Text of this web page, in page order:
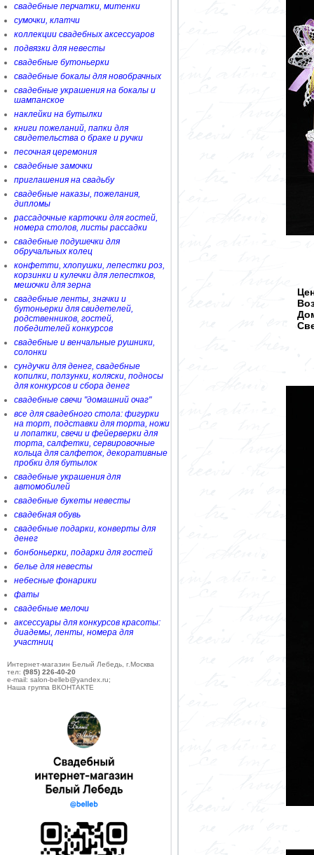
свадебные перчатки, митенки
сумочки, клатчи
коллекции свадебных аксессуаров
подвязки для невесты
свадебные бутоньерки
свадебные бокалы для новобрачных
свадебные украшения на бокалы и
шампанское
наклейки на бутылки
книги пожеланий, папки для
свидетельства о браке и ручки
песочная церемония
свадебные замочки
приглашения на свадьбу
свадебные наказы, пожелания,
дипломы
рассадочные карточки для гостей,
номера столов, листы рассадки
свадебные подушечки для
обручальных колец
конфетти, хлопушки, лепестки роз,
корзинки и кулечки для лепестков,
мешочки для зерна
свадебные ленты, значки и
бутоньерки для свидетелей,
родственников, гостей,
победителей конкурсов
свадебные и венчальные рушники,
солонки
сундучки для денег, свадебные
копилки, ползунки, коляски, подносы
для конкурсов и сбора денег
свадебные свечи "домашний очаг"
все для свадебного стола: фигурки
на торт, подставки для торта, ножи
и лопатки, свечи и фейерверки для
торта, салфетки, сервировочные
кольца для салфеток, декоративные
пробки для бутылок
свадебные украшения для
автомобилей
свадебные букеты невесты
свадебная обувь
свадебные подарки, конверты для
денег
бонбоньерки, подарки для гостей
белье для невесты
небесные фонарики
фаты
свадебные мелочи
аксессуары для конкурсов красоты:
диадемы, ленты, номера для
участниц
Интернет-магазин Белый Лебедь, г.Москва
тел: (985) 226-40-20
e-mail: salon-belleb@yandex.ru;
Наша группа ВКОНТАКТЕ